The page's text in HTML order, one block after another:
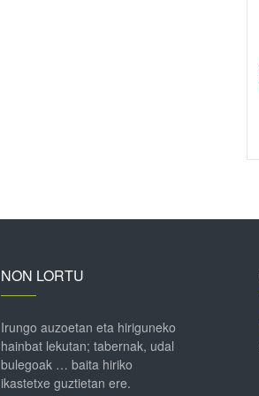
NON LORTU
Irungo auzoetan eta hiriguneko
hainbat lekutan; tabernak, udal
bulegoak … baita hiriko
ikastetxe guztietan ere.